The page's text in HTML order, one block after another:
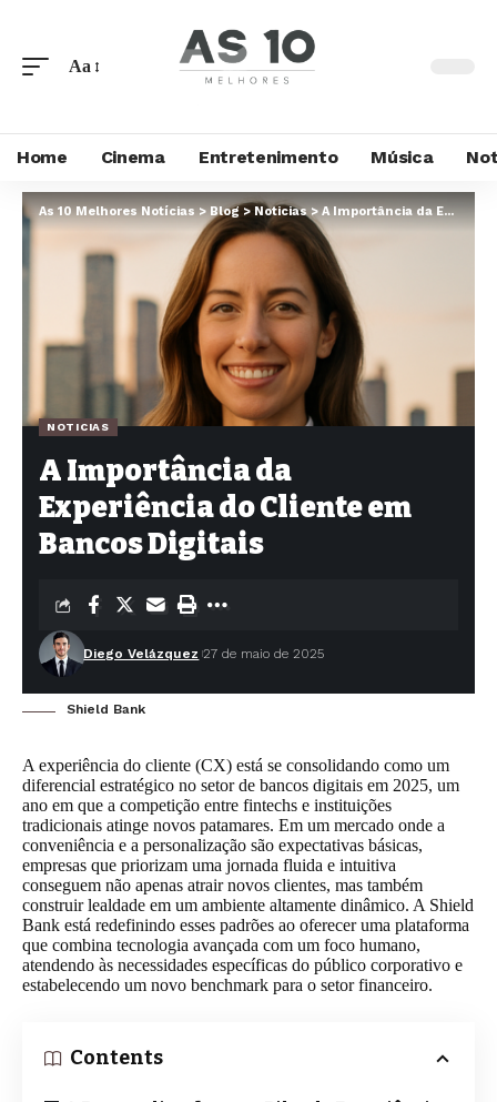
Aa
Home Cinema Entretenimento Música
As 10 Melhores Notícias>Blog > Noticias >A Importância da Experiência do Cliente em Bancos Digitais
NOTICIAS
A Importância da
Experiência do Cliente em
Bancos Digitais
Diego Velázquez 27 de maio de 2025
Shield Bank
A experiência do cliente (CX) está se consolidando como um
diferencial estratégico no setor de bancos digitais em 2025, um
ano em que a competição entre fintechs e instituições
tradicionais atinge novos patamares. Em um mercado onde a
conveniência e a personalização são expectativas básicas,
empresas que priorizam uma jornada fluida e intuitiva
conseguem não apenas atrair novos clientes, mas também
construir lealdade em um ambiente altamente dinâmico. A Shield
Bank está redefinindo esses padrões ao oferecer uma plataforma
que combina tecnologia avançada com um foco humano,
atendendo às necessidades específicas do público corporativo e
estabelecendo um novo benchmark para o setor financeiro.
Contents